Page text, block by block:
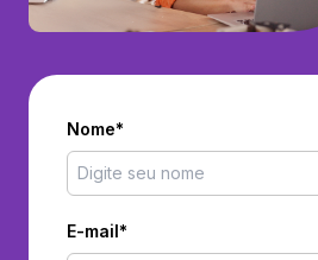
Nome*
E-mail*